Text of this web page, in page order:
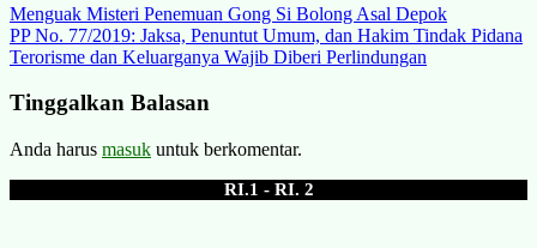
Navigasi
pos
Menguak Misteri Penemuan Gong Si Bolong Asal Depok
PP No. 77/2019: Jaksa, Penuntut Umum, dan Hakim Tindak Pidana
Terorisme dan Keluarganya Wajib Diberi Perlindungan
Tinggalkan Balasan
Anda harus masuk untuk berkomentar.
RI.1 - RI. 2